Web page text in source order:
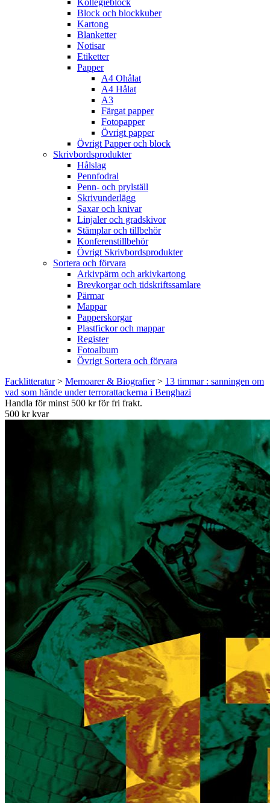
Kollegieblock
Block och blockkuber
Kartong
Blanketter
Notisar
Etiketter
Papper
A4 Ohålat
A4 Hålat
A3
Färgat papper
Fotopapper
Övrigt papper
Övrigt Papper och block
Skrivbordsprodukter
Hålslag
Pennfodral
Penn- och prylställ
Skrivunderlägg
Saxar och knivar
Linjaler och gradskivor
Stämplar och tillbehör
Konferenstillbehör
Övrigt Skrivbordsprodukter
Sortera och förvara
Arkivpärm och arkivkartong
Brevkorgar och tidskriftssamlare
Pärmar
Mappar
Papperskorgar
Plastfickor och mappar
Register
Fotoalbum
Övrigt Sortera och förvara
Facklitteratur> Memoarer & Biografier> 13 timmar : sanningen om
vad som hände under terrorattackerna i Benghazi
Handla för minst 500 kr för fri frakt.
500 kr kvar